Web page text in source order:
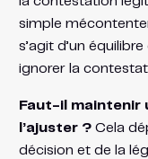
simple
s’agit d’un
ignorer la
Faut-il maintenir
l’ajuster ?Cela
décision et de la